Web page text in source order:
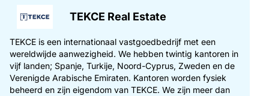
TEKCE Real Estate
TEKCE is een internationaal vastgoedbedrijf met een
wereldwijde aanwezigheid. We hebben twintig kantoren in
vijf landen; Spanje, Turkije, Noord-Cyprus, Zweden en de
Verenigde Arabische Emiraten. Kantoren worden fysiek
beheerd en zijn eigendom van TEKCE. We zijn meer dan